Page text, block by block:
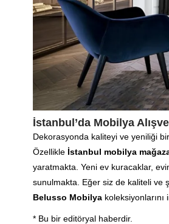
İstanbul’da Mobilya
Dekorasyonda kaliteyi ve yeniliği
Özellikle İstanbul mobilya
yaratmakta. Yeni ev kuracaklar,
sunulmakta. Eğer siz de kaliteli ve
Belusso Mobilyakoleksiyonlarını
* Bu bir editöryal haberdir.